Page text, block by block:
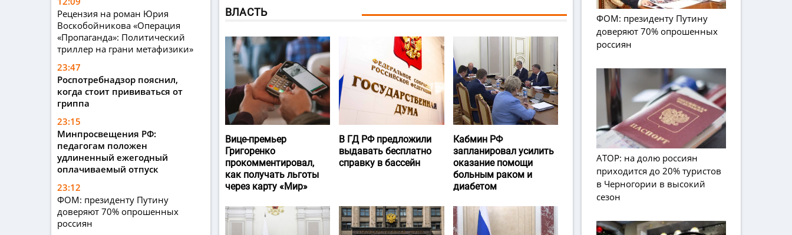
Рецензия на роман Юрия
Воскобойникова «Операция
«Пропаганда»: Политический
триллер на грани метафизики»
23:47
Роспотребнадзор пояснил,
когда стоит прививаться от
гриппа
23:15
Минпросвещения РФ:
педагогам положен
удлиненный ежегодный
оплачиваемый отпуск
23:12
ФОМ: президенту Путину
доверяют 70% опрошенных
россиян
ВЛАСТЬ
Вице-премьер
Григоренко
прокомментировал,
как получать льготы
через карту «Мир»
В ГД РФ предложили
выдавать бесплатно
справку в бассейн
Кабмин РФ
запланировал усилить
оказание помощи
больным раком и
диабетом
ФОМ: президенту Путину
доверяют 70% опрошенных
россиян
АТОР: на долю россиян
приходится до 20% туристов
в Черногории в высокий
сезон